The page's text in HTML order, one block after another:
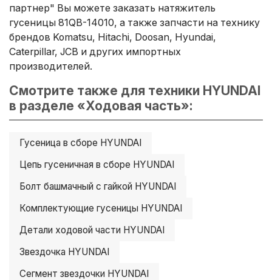
партнер" Вы можете заказать натяжитель
гусеницы 81QB-14010, а также запчасти на технику
брендов Komatsu, Hitachi, Doosan, Hyundai,
Caterpillar, JCB и других импортных
производителей.
Смотрите также для техники HYUNDAI
в разделе «Ходовая часть»:
Гусеница в сборе HYUNDAI
Цепь гусеничная в сборе HYUNDAI
Болт башмачный с гайкой HYUNDAI
Комплектующие гусеницы HYUNDAI
Детали ходовой части HYUNDAI
Звездочка HYUNDAI
Сегмент звездочки HYUNDAI